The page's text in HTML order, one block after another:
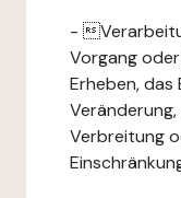
-
Vorgang
Erheben, das
Verbreitung